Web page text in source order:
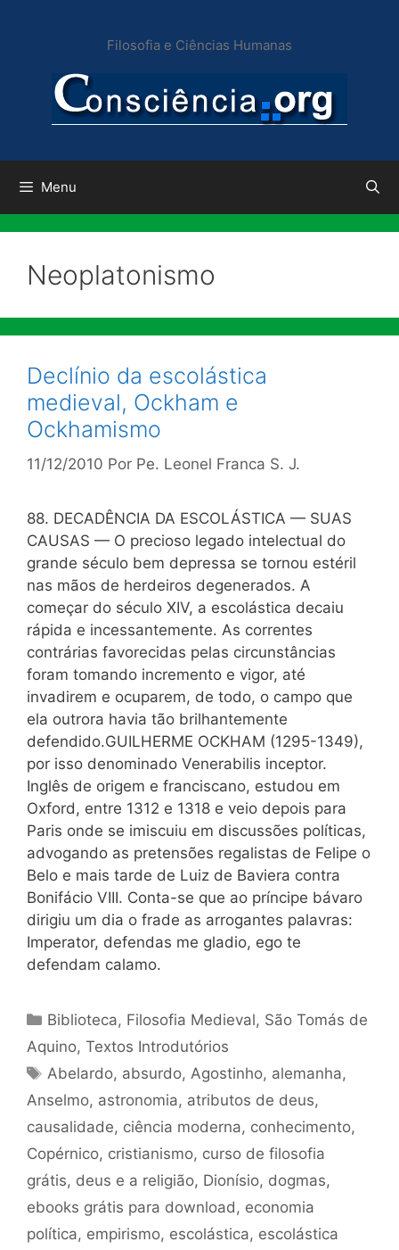
conteúdo
Filosofia e Ciências Humanas
Menu
Neoplatonismo
Declínio da escolástica
medieval, Ockham e
Ockhamismo
11/12/2010 Por Pe. Leonel Franca S. J.
88. DECADÊNCIA DA ESCOLÁSTICA — SUAS
CAUSAS — O precioso legado intelectual do
grande século bem depressa se tornou estéril
nas mãos de herdeiros degenerados. A
começar do século XIV, a escolástica decaiu
rápida e incessantemente. As correntes
contrárias favorecidas pelas circunstâncias
foram tomando incremento e vigor, até
invadirem e ocuparem, de todo, o campo que
ela outrora havia tão brilhantemente
defendido.GUILHERME OCKHAM (1295-1349),
por isso denominado Venerabilis inceptor.
Inglês de origem e franciscano, estudou em
Oxford, entre 1312 e 1318 e veio depois para
Paris onde se imiscuiu em discussões políticas,
advogando as pretensões regalistas de Felipe o
Belo e mais tarde de Luiz de Baviera contra
Bonifácio VIII. Conta-se que ao príncipe bávaro
dirigiu um dia o frade as arrogantes palavras:
Imperator, defendas me gladio, ego te
defendam calamo.
Categorias
Biblioteca, Filosofia Medieval, São Tomás de
Aquino, Textos Introdutórios
Tags
Abelardo, absurdo, Agostinho, alemanha,
Anselmo, astronomia, atributos de deus,
causalidade, ciência moderna, conhecimento,
Copérnico, cristianismo, curso de filosofia
grátis, deus e a religião, Dionísio, dogmas,
ebooks grátis para download , economia
política, empirismo, escolástica, escolástica